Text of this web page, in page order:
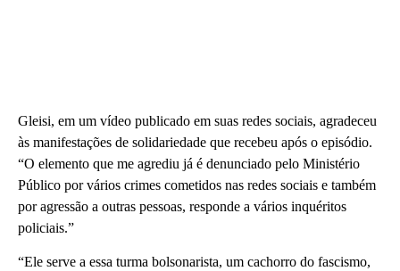
Gleisi, em um vídeo publicado em suas redes sociais, agradeceu
às manifestações de solidariedade que recebeu após o episódio.
“O elemento que me agrediu já é denunciado pelo Ministério
Público por vários crimes cometidos nas redes sociais e também
por agressão a outras pessoas, responde a vários inquéritos
policiais.”
“Ele serve a essa turma bolsonarista, um cachorro do fascismo,